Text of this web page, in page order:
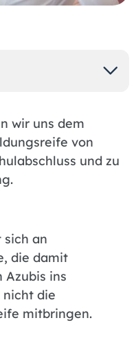
wir uns dem
von
und zu
an
die damit
Azubis ins
nicht die
mitbringen.